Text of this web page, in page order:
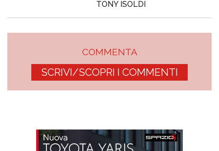
TONY ISOLDI
COMMENTA
SCRIVI/SCOPRI I COMMENTI